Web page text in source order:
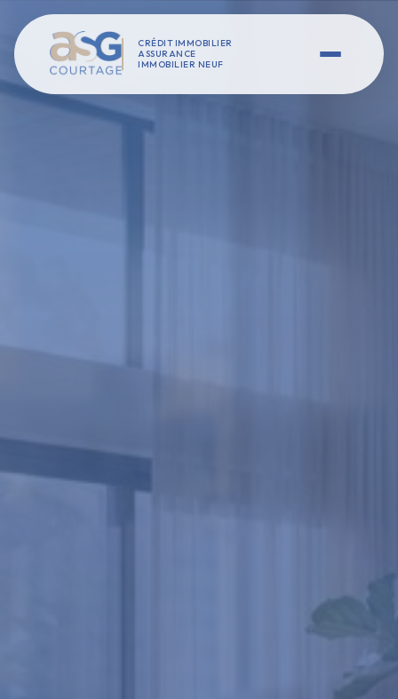
CRÉDIT IMMOBILIER
ASSURANCE
IMMOBILIER NEUF